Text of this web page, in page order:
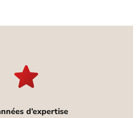
d’expertise